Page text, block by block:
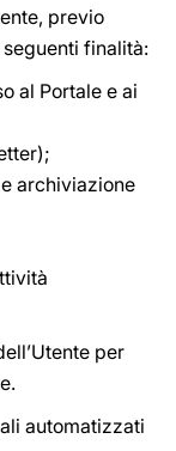
previo
finalità:
al Portale e ai
archiviazione
per
automatizzati